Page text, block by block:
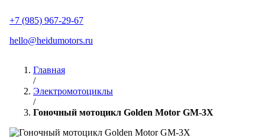
+7 (985) 967-29-67
hello@heidumotors.ru
Главная
/
Электромотоциклы
/
Гоночный мотоцикл Golden Motor GM-3X